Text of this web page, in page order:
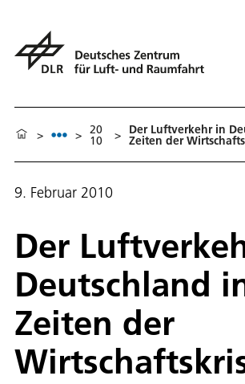
> > 20
10 > Der Luftverkehr in
Zeiten der
9. Februar 2010
Der
Deutschland
Zeiten der